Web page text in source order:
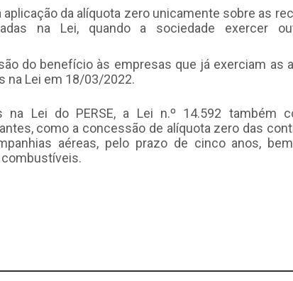
aplicação da alíquota zero unicamente sobre as
na Lei, quando a sociedade exercer
do benefício às empresas que já exerciam as
na Lei em 18/03/2022.
na Lei do PERSE, a Lei n.º 14.592 também
como a concessão de alíquota zero das
aéreas, pelo prazo de cinco anos,